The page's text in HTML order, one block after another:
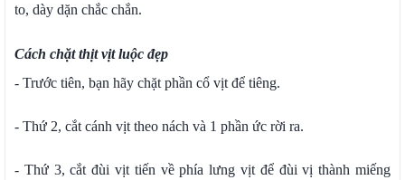
to, dày dặn chắc chắn.
Cách chặt thịt vịt luộc đẹp
- Trước tiên, bạn hãy chặt phần cổ vịt để tiêng.
- Thứ 2, cắt cánh vịt theo nách và 1 phần ức rời ra.
- Thứ 3, cắt đùi vịt tiến về phía lưng vịt để đùi vị thành miếng